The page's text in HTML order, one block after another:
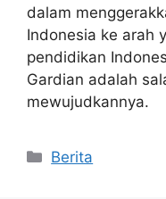
dalam
Indonesia ke arah
pendidikan
Gardian adalah
mewujudkannya.
Kategori
Berita